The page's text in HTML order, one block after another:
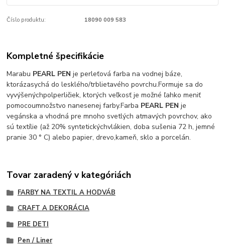
Číslo produktu: 18090 009 583
Kompletné špecifikácie
Marabu PEARL PEN je perleťová farba na vodnej báze,
ktorázasychá do lesklého/trblietavého povrchu.Formuje sa do
vyvýšenýchpolperličiek, ktorých veľkosť je možné ľahko meniť
pomocoumnožstvo nanesenej farby.Farba PEARL PEN je
vegánska a vhodná pre mnoho svetlých atmavých povrchov, ako
sú textílie (až 20% syntetickýchvlákien, doba sušenia 72 h, jemné
pranie 30 ° C) alebo papier, drevo,kameň, sklo a porcelán.
Tovar zaradený v kategóriách
FARBY NA TEXTIL A HODVÁB
CRAFT A DEKORÁCIA
PRE DETI
Pen / Liner